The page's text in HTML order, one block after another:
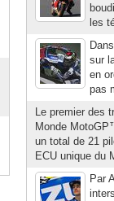
les
sur
en
pas
Le premier des
Monde
un total de 21
ECU unique du
Par